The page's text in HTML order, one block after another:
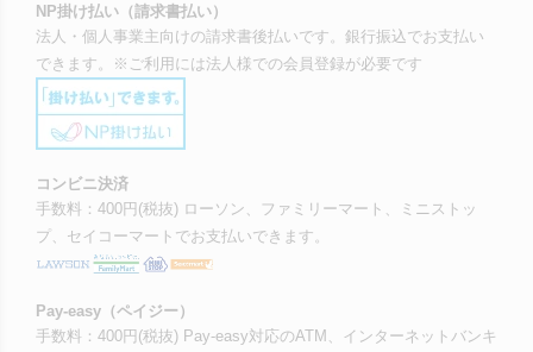
NP掛け払い（請求書払い）
法人・個人事業主向けの請求書後払いです。銀行振込でお支払い
できます。※ご利用には法人様での会員登録が必要です
コンビニ決済
手数料：400円(税抜) ローソン、ファミリーマート、ミニストッ
プ、セイコーマートでお支払いできます。
Pay-easy（ペイジー）
手数料：400円(税抜) Pay-easy対応のATM、インターネットバンキ